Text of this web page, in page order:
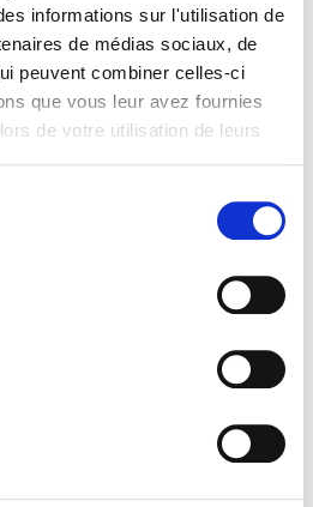
informations sur l'utilisation de
de médias sociaux, de
peuvent combiner celles-ci
que vous leur avez fournies
de votre utilisation de leurs
propose2 villas et 3
les familles
allant de 4 à 41
tout le confort
région privilégiée par
nature, de randonnées